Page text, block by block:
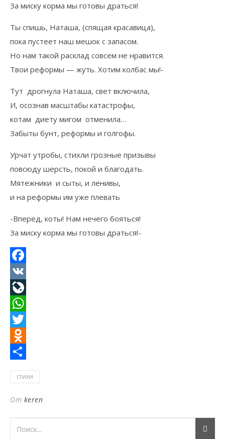
За миску корма мы готовы драться!
Ты спишь, Наташа, (спящая красавица),
пока пустеет наш мешок с запасом.
Но нам такой расклад совсем не нравится.
Твои реформы — жуть. Хотим колбас мы!-
Тут дрогнула Наташа, свет включила,
И, осознав масштабы катастрофы,
котам диету мигом отменила…
Забыты бунт, реформы и голгофы.
Урчат утробы, стихли грозные призывы
повсюду шерсть, покой и благодать.
Мятежники и сыты, и ленивы,
и на реформы им уже плевать
-Вперед, коты! Нам нечего бояться!
За миску корма мы готовы драться!-
Facebook
VK
LiveJournal
WhatsApp
Twitter
Odnoklassniki
стихи
От keren